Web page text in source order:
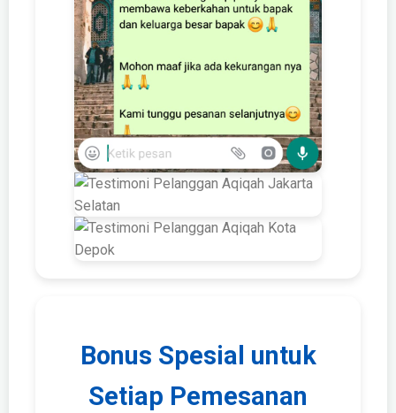
Bonus Spesial untuk
Setiap Pemesanan